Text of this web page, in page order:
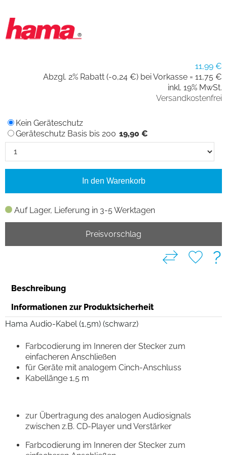
11,99 €
Abzgl. 2% Rabatt (-0,24 €) bei Vorkasse = 11,75 €
inkl. 19% MwSt.
Versandkostenfrei
Auf Lager, Lieferung in 3-5 Werktagen
Kein Geräteschutz
Geräteschutz Basis bis 200 19,90 €
In den Warenkorb
Preisvorschlag
?
Beschreibung
Informationen zur Produktsicherheit
Hama Audio-Kabel (1,5m) (schwarz)
Farbcodierung im Inneren der Stecker zum
einfacheren Anschließen
für Geräte mit analogem Cinch-Anschluss
Kabellänge 1,5 m
zur Übertragung des analogen Audiosignals
zwischen z.B. CD-Player und Verstärker
Farbcodierung im Inneren der Stecker zum